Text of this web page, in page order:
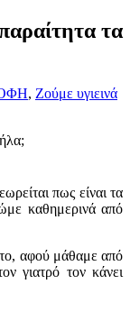
τα
, Ζούμε υγιεινά
πως είναι τα
καθημερινά από
αφού μάθαμε από
γιατρό τον κάνει